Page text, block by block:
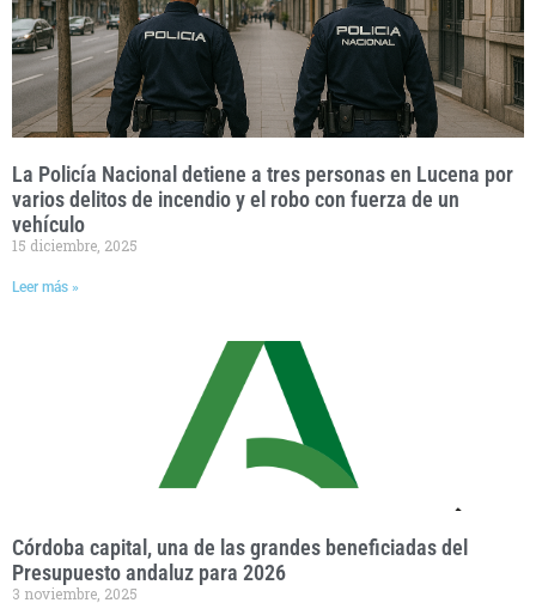
La Policía Nacional detiene a tres personas en Lucena por
varios delitos de incendio y el robo con fuerza de un
vehículo
15 diciembre, 2025
Leer más »
Córdoba capital, una de las grandes beneficiadas del
Presupuesto andaluz para 2026
3 noviembre, 2025